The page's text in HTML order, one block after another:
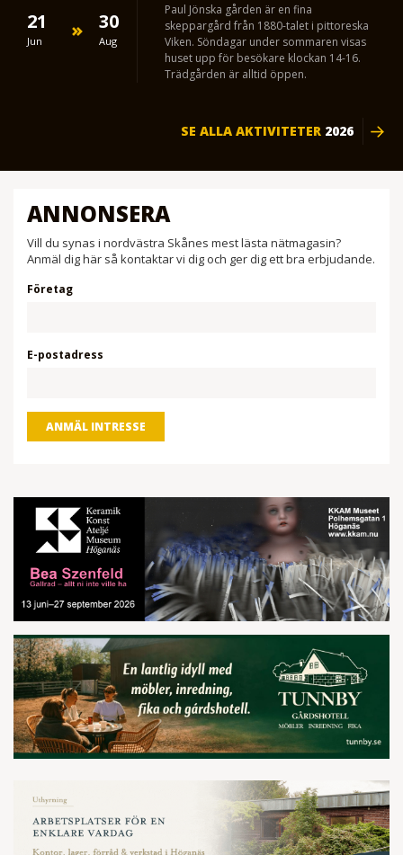
21
Jun
30
Aug
Paul Jönska gården är en fina
skeppargård från 1880-talet i pittoreska
Viken. Söndagar under sommaren visas
huset upp för besökare klockan 14-16.
Trädgården är alltid öppen.
SE ALLA AKTIVITETER 2026
ANNONSERA
Vill du synas i nordvästra Skånes mest lästa nätmagasin?
Anmäl dig här så kontaktar vi dig och ger dig ett bra erbjudande.
Företag
E-postadress
ANMÄL INTRESSE